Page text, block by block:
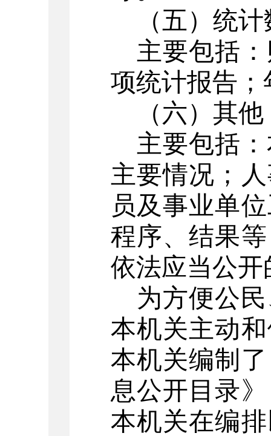
（五）统
主要包括
项统计报告；
（六）其他
主要包括
主要情况；
员及事业单
程序、结果
依法应当公
为方便公
本机关主动
本机关编制
息公开目录
本机关在编